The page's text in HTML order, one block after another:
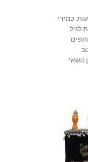
כמידי
לגיל